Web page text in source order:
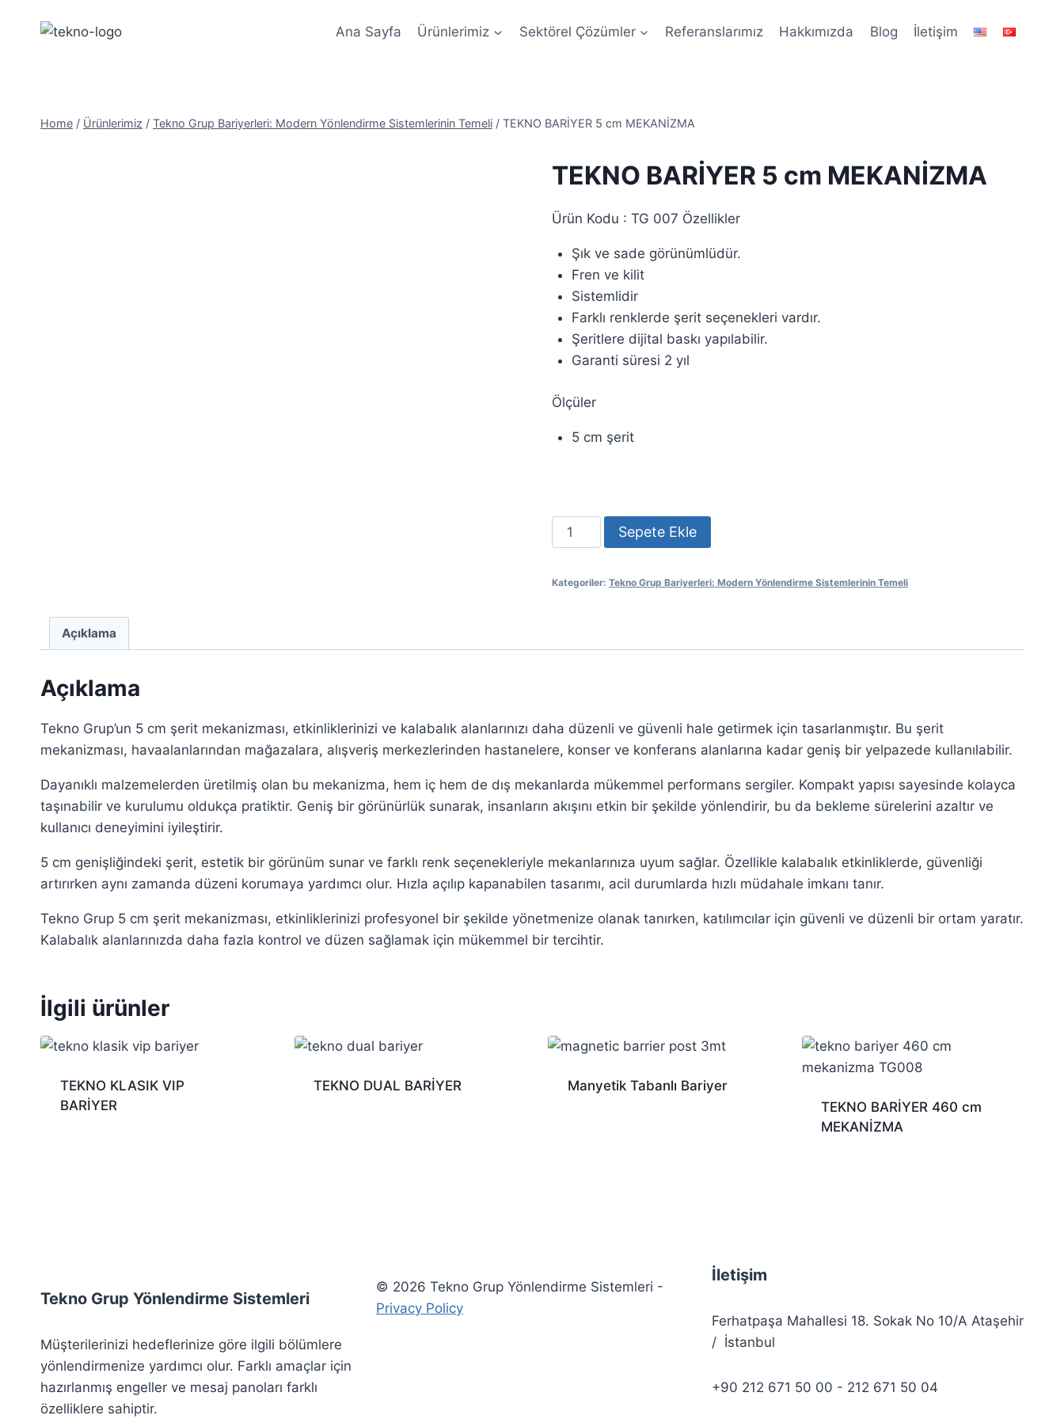
Ana Sayfa Ürünlerimiz Sektörel Çözümler Referanslarımız Hakkımızda Blog İletişim
Home / Ürünlerimiz / Tekno Grup Bariyerleri: Modern Yönlendirme Sistemlerinin Temeli / TEKNO BARİYER 5 cm MEKANİZMA
TEKNO BARİYER 5 cm MEKANİZMA
Ürün Kodu : TG 007 Özellikler
Şık ve sade görünümlüdür.
Fren ve kilit
Sistemlidir
Farklı renklerde şerit seçenekleri vardır.
Şeritlere dijital baskı yapılabilir.
Garanti süresi 2 yıl
Ölçüler
5 cm şerit
TEKNO
BARİYER
cm
Sepete Ekle
Kategoriler: Tekno Grup Bariyerleri: Modern Yönlendirme Sistemlerinin Temeli
Açıklama
Açıklama
Tekno Grup’un 5 cm şerit mekanizması, etkinliklerinizi ve kalabalık alanlarınızı daha düzenli ve güvenli hale getirmek için tasarlanmıştır. Bu şerit
mekanizması, havaalanlarından mağazalara, alışveriş merkezlerinden hastanelere, konser ve konferans alanlarına kadar geniş bir yelpazede kullanılabilir.
Dayanıklı malzemelerden üretilmiş olan bu mekanizma, hem iç hem de dış mekanlarda mükemmel performans sergiler. Kompakt yapısı sayesinde kolayca
taşınabilir ve kurulumu oldukça pratiktir. Geniş bir görünürlük sunarak, insanların akışını etkin bir şekilde yönlendirir, bu da bekleme sürelerini azaltır ve
kullanıcı deneyimini iyileştirir.
5 cm genişliğindeki şerit, estetik bir görünüm sunar ve farklı renk seçenekleriyle mekanlarınıza uyum sağlar. Özellikle kalabalık etkinliklerde, güvenliği
artırırken aynı zamanda düzeni korumaya yardımcı olur. Hızla açılıp kapanabilen tasarımı, acil durumlarda hızlı müdahale imkanı tanır.
Tekno Grup 5 cm şerit mekanizması, etkinliklerinizi profesyonel bir şekilde yönetmenize olanak tanırken, katılımcılar için güvenli ve düzenli bir ortam yaratır.
Kalabalık alanlarınızda daha fazla kontrol ve düzen sağlamak için mükemmel bir tercihtir.
İlgili ürünler
TEKNO KLASIK VIP
BARİYER
TEKNO DUAL BARİYER
Manyetik Tabanlı Bariyer
TEKNO BARİYER 460 cm
MEKANİZMA
Tekno Grup Yönlendirme Sistemleri
Müşterilerinizi hedeflerinize göre ilgili bölümlere
yönlendirmenize yardımcı olur. Farklı amaçlar için
hazırlanmış engeller ve mesaj panoları farklı
özelliklere sahiptir.
© 2026 Tekno Grup Yönlendirme Sistemleri -
Privacy Policy
İletişim
Ferhatpaşa Mahallesi 18. Sokak No 10/A Ataşehir
/ İstanbul
+90 212 671 50 00 - 212 671 50 04